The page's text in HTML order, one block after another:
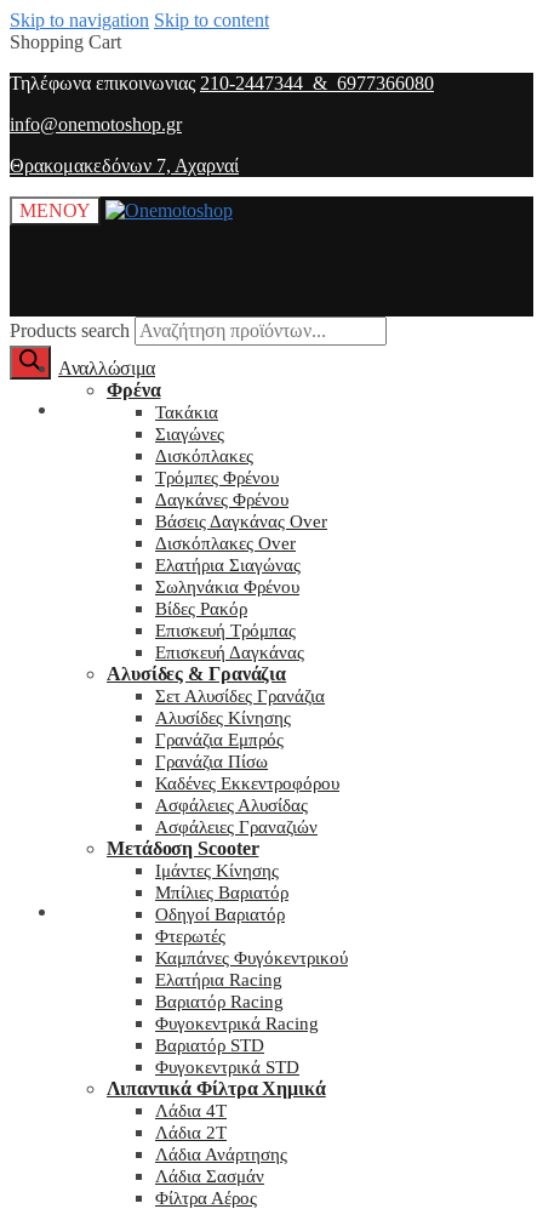
Skip to navigation Skip to content
Shopping Cart
Τηλέφωνα επικοινωνιας 210-2447344 & 6977366080
info@onemotoshop.gr
Θρακομακεδόνων 7, Αχαρναί
ΜΕΝΟΥ
Products search
O λογαριασμός μου
My wishlist
Αναλλώσιμα
Φρένα
Τακάκια
Σιαγώνες
Δισκόπλακες
Τρόμπες Φρένου
Δαγκάνες Φρένου
Βάσεις Δαγκάνας Over
Δισκόπλακες Over
Ελατήρια Σιαγώνας
Σωληνάκια Φρένου
Βίδες Ρακόρ
Επισκευή Τρόμπας
Επισκευή Δαγκάνας
Αλυσίδες & Γρανάζια
Σετ Αλυσίδες Γρανάζια
Αλυσίδες Κίνησης
Γρανάζια Εμπρός
Γρανάζια Πίσω
Καδένες Εκκεντροφόρου
Ασφάλειες Αλυσίδας
Ασφάλειες Γραναζιών
Μετάδοση Scooter
Ιμάντες Κίνησης
Μπίλιες Βαριατόρ
Οδηγοί Βαριατόρ
Φτερωτές
Καμπάνες Φυγόκεντρικού
Ελατήρια Racing
Βαριατόρ Racing
Φυγοκεντρικά Racing
Βαριατόρ STD
Φυγοκεντρικά STD
Λιπαντικά Φίλτρα Χημικά
Λάδια 4T
Λάδια 2T
Λάδια Ανάρτησης
Λάδια Σασμάν
Φίλτρα Αέρος